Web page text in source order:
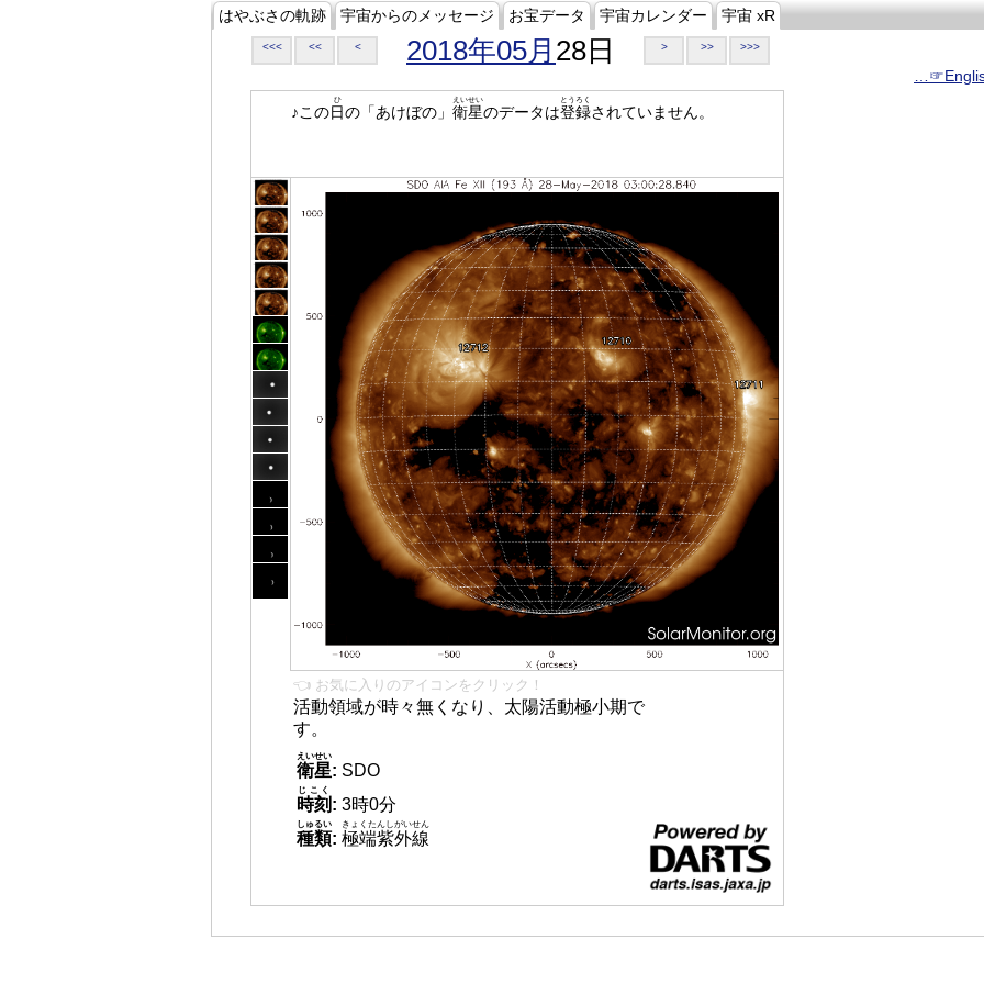
はやぶさの軌跡 宇宙からのメッセージ お宝データ 宇宙カレンダー 宇宙 xR
<<< << < 2018年05月 28日 > >> >>>
♪この日
ひ
の「あけぼの」 衛星
えいせい
のデータは登録
とうろく
されていません。
👈 お気に入りのアイコンをクリック！
活動領域が時々無くなり、太陽活動極小期で
す。
衛星
えいせい
: SDO
時刻
じこく
: 3時0分
種類
しゅるい
: 極端紫外線
きょくたんしがいせん